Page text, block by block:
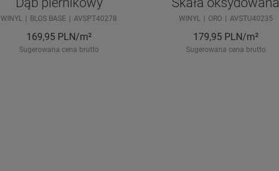
WINYL BLOS BASE AVSPT40278
169,95 PLN/m²
Sugerowana cena brutto
WINYL ORO AVSTU40235
179,95 PLN/m²
Sugerowana cena brutto